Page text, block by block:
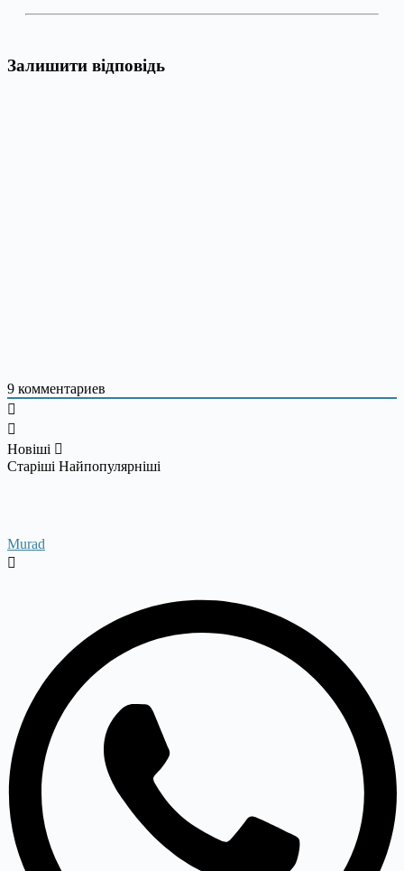
Залишити відповідь
9 комментариев
Новіші
Старіші Найпопулярніші
Murad